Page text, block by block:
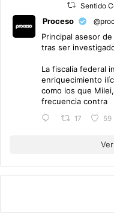
Sentido
Proceso
Principal asesor
tras ser
La fiscalía federal
enriquecimiento
como los que
frecuencia contra
17 59